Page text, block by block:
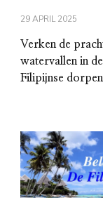
29 APRIL 2025
Verken de
watervallen in de
Filipijnse dorpen